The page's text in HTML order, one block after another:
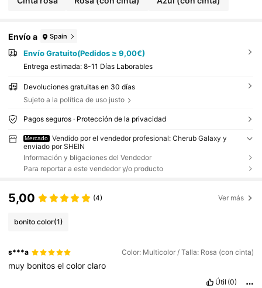
Envío a Spain
Envío Gratuito(Pedidos ≥ 9,00€)
Entrega estimada: 8-11 Días Laborables
Devoluciones gratuitas en 30 días
Sujeto a la política de uso justo
Pagos seguros · Protección de la privacidad
Mercado
Vendido por el vendedor profesional: Cherub Galaxy y
enviado por SHEIN
Información y bligaciones del Vendedor
Para reportar a este vendedor y/o producto
5,00 (4) Ver más
bonito color(1)
s***a Color: Multicolor / Talla: Rosa (con cinta)
muy bonitoselcolorclaro
Útil (0)